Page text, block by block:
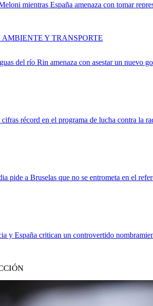
mientras España amenaza con tomar
del río Rin amenaza con asestar un nuevo
Y TRANSPORTE
récord en el programa de lucha contra la
pide a Bruselas que no se entrometa en el
y España critican un controvertido